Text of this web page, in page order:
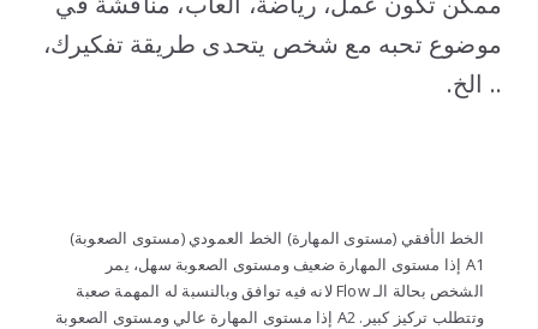
موضوع تحبه مع شخص يتحدى طريقة تفكيرك،
.. الخ.
الخط الأفقي (مستوى المهارة) الخط العمودي (مستوى الصعوبة)
A1 إذا مستوى المهارة ضعيف ومستوى الصعوبة سهل، يمر
الشخص بحالة الـ Flow لانه فيه توافق وبالنسبة له المهمة صعبة
وتتطلب تركيز كبير. A2 إذا مستوى المهارة عالي ومستوى الصعوبة